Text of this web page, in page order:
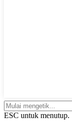
ESC untuk menutup.